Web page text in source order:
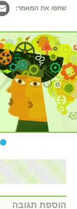
שתפו את המאמר:
הוספת תגובה